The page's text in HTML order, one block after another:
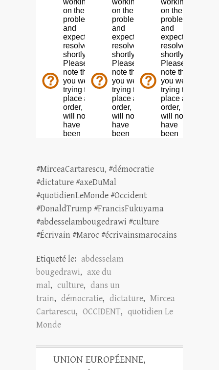
#MirceaCartarescu, #démocratie
#dictature #axeDuMal
#quotidienLeMonde #Occident
#DonaldTrump #FrancisFukuyama
#abdesselambougedrawi #culture
#Écrivain #Maroc #écrivainsmarocains
Etiqueté le: abdesselam
bougedrawi, axe du
mal, culture, dans un
train, démocratie, dictature, Mircea
Cartarescu, OCCIDENT, quotidien Le
Monde
UNION EUROPÉENNE,